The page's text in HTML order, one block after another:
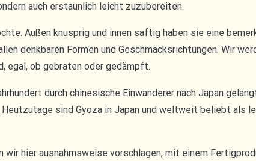
auch erstaunlich leicht zuzubereiten.
Außen knusprig und innen saftig haben sie eine
denkbaren Formen und Geschmacksrichtungen. Wir
egal, ob gebraten oder gedämpft.
durch chinesische Einwanderer nach Japan
sind Gyoza in Japan und weltweit beliebt als
hier ausnahmsweise vorschlagen, mit einem